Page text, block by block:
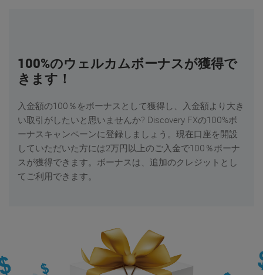
100%のウェルカムボーナスが獲得で
きます！
入金額の100％をボーナスとして獲得し、入金額より大き
い取引がしたいと思いませんか? Discovery FXの100%ボ
ーナスキャンペーンに登録しましょう。現在口座を開設
していただいた方には2万円以上のご入金で100％ボーナ
スが獲得できます。ボーナスは、追加のクレジットとし
てご利用できます。